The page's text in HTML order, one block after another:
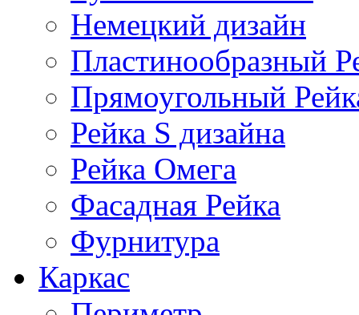
Немецкий дизайн
Пластинообразный
Прямоугольный
Рейка S дизайна
Рейка Омега
Фасадная Рейка
Фурнитура
Каркас